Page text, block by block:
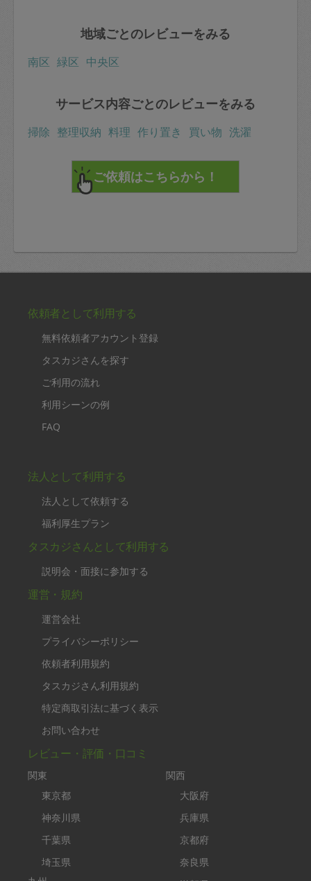
地域ごとのレビューをみる
南区 緑区 中央区
サービス内容ごとのレビューをみる
掃除 整理収納 料理 作り置き 買い物 洗濯
依頼者として利用する
無料依頼者アカウント登録
タスカジさんを探す
ご利用の流れ
利用シーンの例
FAQ
法人として利用する
法人として依頼する
福利厚生プラン
タスカジさんとして利用する
説明会・面接に参加する
運営・規約
運営会社
プライバシーポリシー
依頼者利用規約
タスカジさん利用規約
特定商取引法に基づく表示
お問い合わせ
レビュー・評価・口コミ
関東
東京都
神奈川県
千葉県
埼玉県
関西
大阪府
兵庫県
京都府
奈良県